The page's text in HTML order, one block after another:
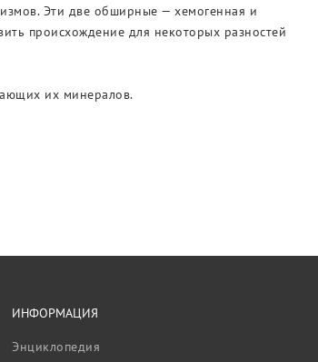
Эти две обширные — хемогенная и
происхождение для некоторых разностей
их минералов.
ИНФОРМАЦИЯ
Энциклопедия